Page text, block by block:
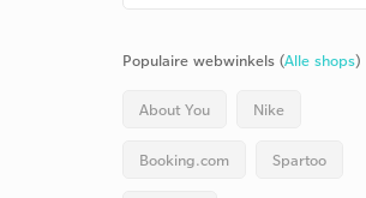
Populaire webwinkels (Alle shops)
About You Nike
Booking.com Spartoo